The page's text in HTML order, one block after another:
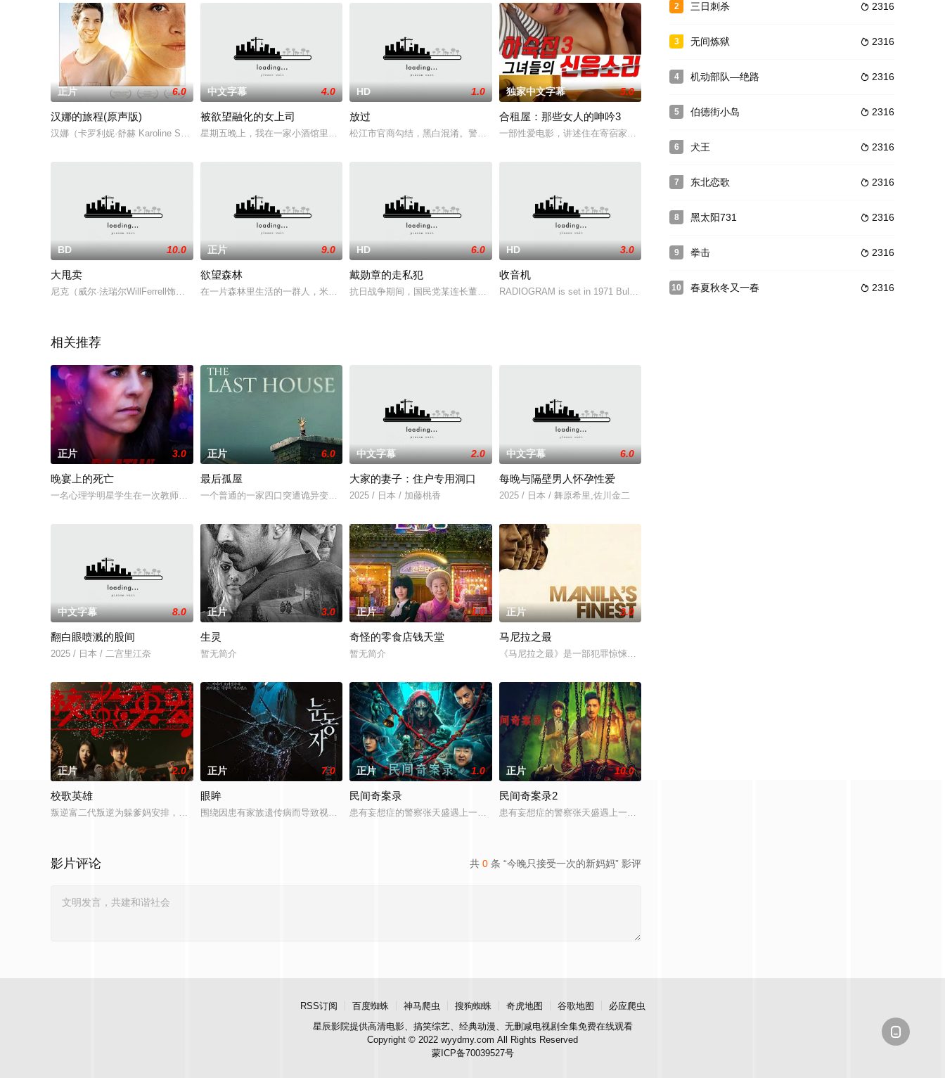
正片 6.0
汉娜的旅程(原声版)
汉娜（卡罗利妮·舒赫 Karoline Schuch 饰）是一名正在攻读企业管理专业的大学生，在毕业之前，她决定千里迢迢前往以色列实习，她坚信这样一段并不
中文字幕 4.0
被欲望融化的女上司
星期五晚上，我在一家小酒馆里被女老板训斥了一顿。火车已经开走了。因为我是单身汉，从星期五晚上到星期一早上，我遭受了各种各样的虐待。女老板被她下属勃起的下体
HD 1.0
放过
松江市官商勾结，黑白混淆。警察局邱副局长甘心充当黑心商人陈一文的保护伞，纵容其经营的吉盛达公司干着各种买空卖空、坑蒙拐骗的勾当。
独家中文字幕 5.0
合租屋：那些女人的呻吟3
一部性爱电影，讲述住在寄宿家庭的男女的性行为。
BD 10.0
大甩卖
尼克（威尔·法瑞尔WillFerrell饰）只是一届小小推销员，在为公司做牛做马16年后，他非但没有得到晋升，反而落得了被残忍开除的下场，而尼克所获得的遣
正片 9.0
欲望森林
在一片森林里生活的一群人，米勒以及其父亲是普通的伐木工人，他们过着y-乱又平静的生活，简直像世外y-园，沉醉于大自然的乐趣，将小村庄变成为开放式妓院。这里
HD 6.0
戴勋章的走私犯
抗日战争期间，国民党某连长董予铭奉命押送一批抗日军火到南京，军火安全抵达目的地，董予铭被上司授予了一枚“青天白日”勋章。然而当他得知
HD 3.0
收音机
RADIOGRAM is set in 1971 Bulgaria, under the Communist regime: when any weste
相关推荐
正片 3.0
晚宴上的死亡
一名心理学明星学生在一次教师派对上死亡后，安德莉亚·吉布斯和她的儿子伊桑被卷入了著名教授艾伦·杰克逊的危险操纵之中——一个不惜一切代价掩盖真相的人。
正片 6.0
最后孤屋
一个普通的一家四口突遭诡异变故，被困在自家房屋中超过 1000 天无法出门。在资源消耗殆尽与未知神秘威胁的双重逼迫下，一家人必须想方设法联手求生，打破这间
中文字幕 2.0
大家的妻子：住户专用洞口
2025 / 日本 / 加藤桃香
中文字幕 6.0
每晚与隔壁男人怀孕性爱
2025 / 日本 / 舞原希里,佐川金二
中文字幕 8.0
翻白眼喷溅的股间
2025 / 日本 / 二宫里江奈
正片 3.0
生灵
暂无简介
正片 1.0
奇怪的零食店钱天堂
暂无简介
正片 3.0
马尼拉之最
《马尼拉之最》是一部犯罪惊悚片，故事发生在 20 世纪 70 年代第一季度风暴期间，警察霍默、康拉德和比
正片 2.0
校歌英雄
叛逆富二代叛逆为躲爹妈安排，偷报音乐专业，开学撩学姐，为校花与校草开战，背后搞小动作坑对手又坑队友；寒门工科妹靠兼职偷师学音乐，一边端盘子一边写歌逆袭。校
正片 7.0
眼眸
围绕因患有家族遗传病而导致视力逐渐丧失的摄影师瑞真展开。在面对跨越视力障碍、好不容易成为陶艺家却离奇身亡的双胞胎妹妹瑞音时，瑞真孤身一人踏上了挖掘死亡真相
正片 1.0
民间奇案录
患有妄想症的警察张天盛遇上一起离奇的神像杀人事件，勘案过程中，牵引出“婴胎报仇”，“娘娘索命”等一连串妖异事件，张天盛虽被种种诡怪幻象
正片 10.0
民间奇案录2
患有妄想症的警察张天盛遇上一起离奇的神像杀人事件，勘案过程中，牵引出“婴胎报仇”，“娘娘索命”等一连
共 0 条 “今晚只接受一次的新妈妈” 影评
影片评论
2  2316
三日刺杀
3  2316
无间炼狱
4  2316
机动部队—绝路
5  2316
伯德街小岛
6  2316
犬王
7  2316
东北恋歌
8  2316
黑太阳731
9  2316
拳击
10  2316
春夏秋冬又一春

RSS订阅 百度蜘蛛 神马爬虫 搜狗蜘蛛 奇虎地图 谷歌地图
必应爬虫
星辰影院提供高清电影、搞笑综艺、经典动漫、无删减电视剧全集免费在线观看
Copyright © 2022 wyydmy.com All Rights Reserved
蒙ICP备70039527号